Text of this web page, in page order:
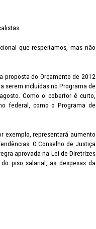
que respeitamos, mas não
proposta do Orçamento de 2012
serem incluídas no Programa de
Como o cobertor é curto,
federal, como o Programa de
exemplo, representará aumento
O Conselho de Justiça
aprovada na Lei de Diretrizes
piso salarial, as despesas da